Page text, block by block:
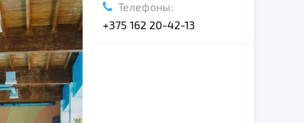
Телефоны:
+375 162 20-42-13